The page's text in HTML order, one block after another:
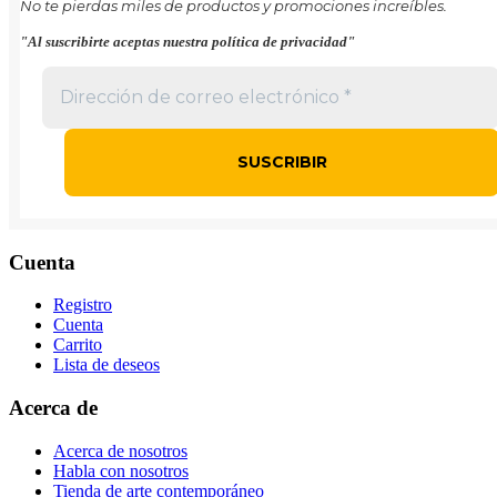
No te pierdas miles de productos y promociones increíbles.
"Al suscribirte aceptas nuestra política de privacidad"
Cuenta
Registro
Cuenta
Carrito
Lista de deseos
Acerca de
Acerca de nosotros
Habla con nosotros
Tienda de arte contemporáneo